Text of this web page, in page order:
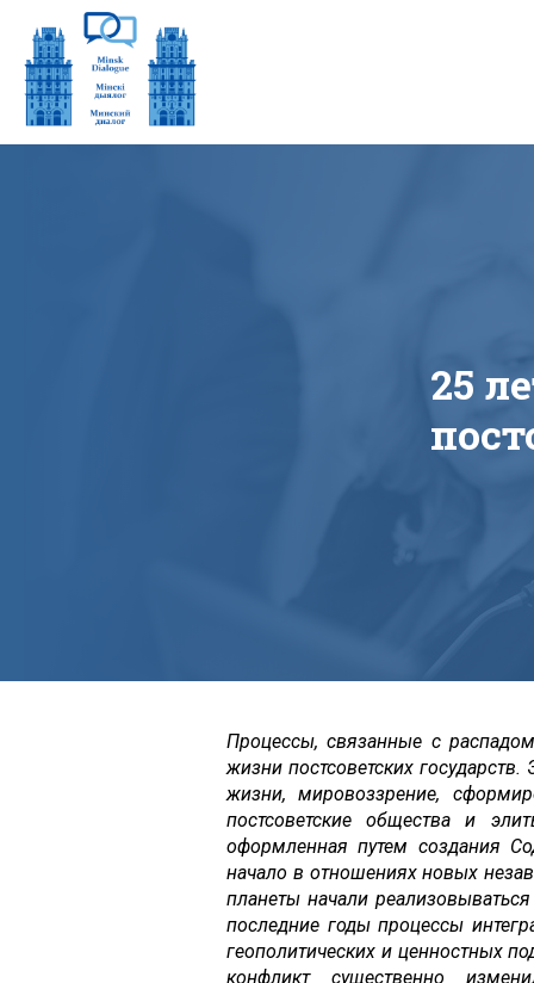
25
Процессы, связанные с
жизни постсоветских
жизни, мировоззрение,
постсоветские общества и
оформленная путем создания
начало в отношениях новых
планеты начали
последние годы процессы
геополитических и ценностных
конфликт существенно